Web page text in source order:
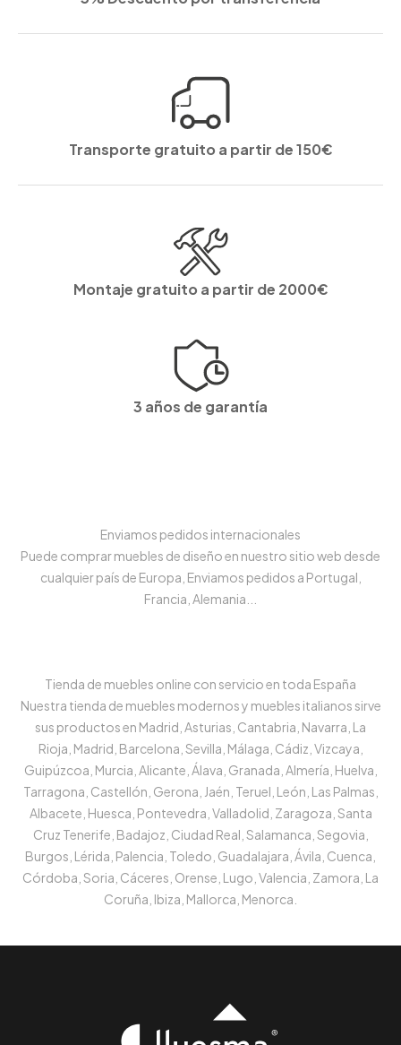
Transporte gratuito a partir de 150€
Montaje gratuito a partir de 2000€
3 años de garantía
Enviamos pedidos internacionales
Puede comprar muebles de diseño en nuestro sitio web desde
cualquier país de Europa, Enviamos pedidos a Portugal,
Francia, Alemania...
Tienda de muebles online con servicio en toda España
Nuestra tienda de muebles modernos y muebles italianos sirve
sus productos en Madrid, Asturias, Cantabria, Navarra, La
Rioja, Madrid, Barcelona, Sevilla, Málaga, Cádiz, Vizcaya,
Guipúzcoa, Murcia, Alicante, Álava, Granada, Almería, Huelva,
Tarragona, Castellón, Gerona, Jaén, Teruel, León, Las Palmas,
Albacete, Huesca, Pontevedra, Valladolid, Zaragoza, Santa
Cruz Tenerife, Badajoz, Ciudad Real, Salamanca, Segovia,
Burgos, Lérida, Palencia, Toledo, Guadalajara, Ávila, Cuenca,
Córdoba, Soria, Cáceres, Orense, Lugo, Valencia, Zamora, La
Coruña, Ibiza, Mallorca, Menorca.